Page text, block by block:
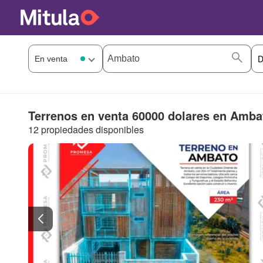
Terrenos en venta 60000 dolares en
12 propiedades disponibles